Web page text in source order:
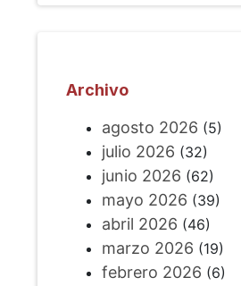
Archivo
agosto 2026 (5)
julio 2026 (32)
junio 2026 (62)
mayo 2026 (39)
abril 2026 (46)
marzo 2026 (19)
febrero 2026 (6)